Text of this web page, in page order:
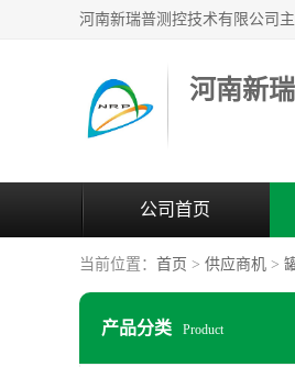
河南新
公司首页
当前位置： 首页 > 供应商机 >
产品分类 Product